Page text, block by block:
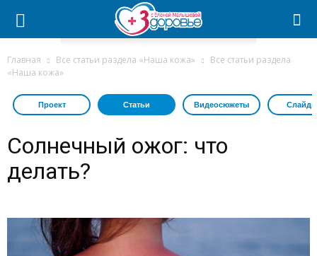
Главная Все статьи раздела «Наша кожа»
Все статьи раздела
«Наша кожа»
Проект Статьи Видеосюжеты
Солнечный ожог: что
делать?